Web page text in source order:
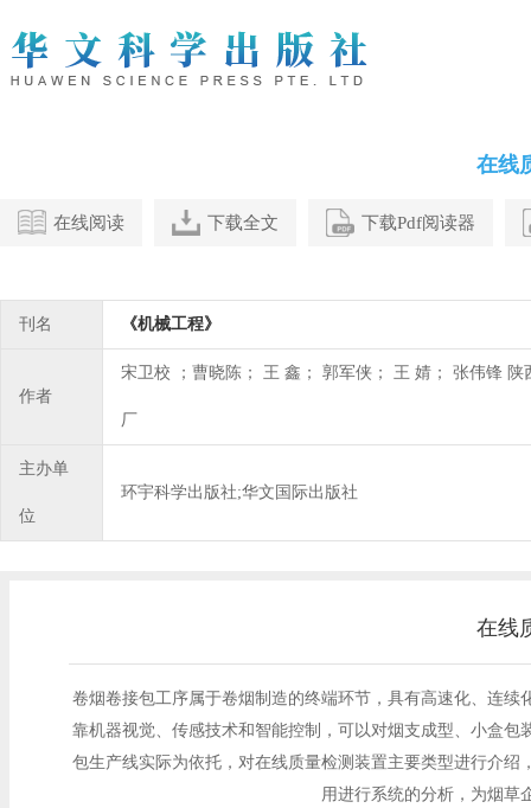
在线
在线阅读 下载全文 下载Pdf阅读器
刊名 《机械工程》
作者
宋卫校 ；曹晓陈； 王 鑫； 郭军侠； 王 婧； 张伟锋
厂
主办单
位
环宇科学出版社;华文国际出版社
在线
卷烟卷接包工序属于卷烟制造的终端环节，具有高速化、连
靠机器视觉、传感技术和智能控制，可以对烟支成型、小盒
包生产线实际为依托，对在线质量检测装置主要类型进行介
用进行系统的分析，为烟草